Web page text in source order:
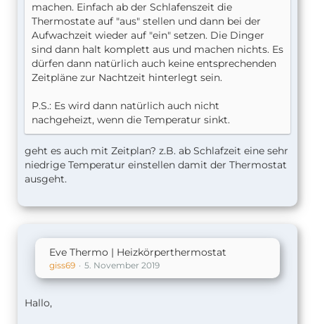
machen. Einfach ab der Schlafenszeit die
Thermostate auf "aus" stellen und dann bei der
Aufwachzeit wieder auf "ein" setzen. Die Dinger
sind dann halt komplett aus und machen nichts. Es
dürfen dann natürlich auch keine entsprechenden
Zeitpläne zur Nachtzeit hinterlegt sein.
P.S.: Es wird dann natürlich auch nicht
nachgeheizt, wenn die Temperatur sinkt.
geht es auch mit Zeitplan? z.B. ab Schlafzeit eine sehr
niedrige Temperatur einstellen damit der Thermostat
ausgeht.
Eve Thermo | Heizkörperthermostat
giss69 5. November 2019
Hallo,